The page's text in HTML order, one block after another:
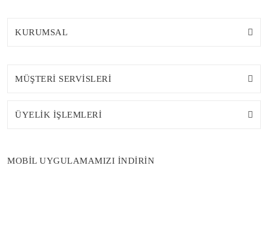
KURUMSAL
MÜŞTERİ SERVİSLERİ
ÜYELİK İŞLEMLERİ
MOBİL UYGULAMAMIZI İNDİRİN